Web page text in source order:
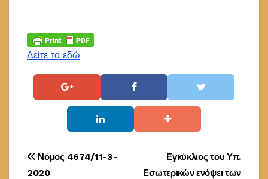
Δείτε το εδώ
Πλοήγηση
Εγκύκλιος του Υπ.
Εσωτερικών ενόψει των
Νόμος 4674/11-3-
2020